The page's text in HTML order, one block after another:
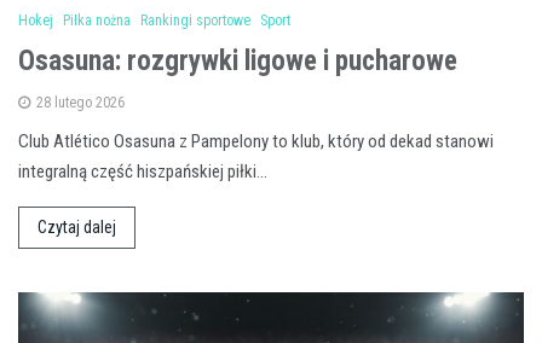
Hokej Piłka nożna Rankingi sportowe Sport
Osasuna: rozgrywki ligowe i pucharowe
28 lutego 2026
Club Atlético Osasuna z Pampelony to klub, który od dekad stanowi
integralną część hiszpańskiej piłki…
Czytaj dalej